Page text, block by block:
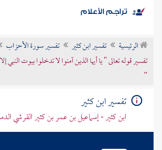
موضوعي
تراجم الأعلام
الرئيسية تفسير ابن كثير
تفسير سورة الأحزاب
تفسير قوله تعالى " يا أيها الذين آمنوا لا تدخلوا بيوت النبي
"
تفسير ابن كثير
ابن كثير - إسماعيل بن عمر بن كثير القرشي